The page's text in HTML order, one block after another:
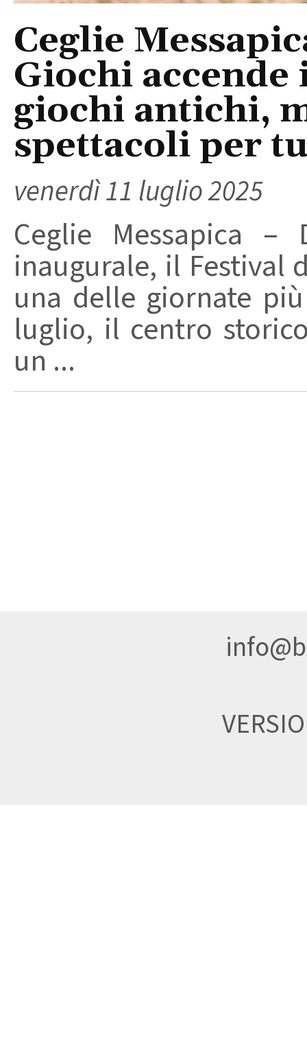
Ceglie
Giochi
giochi antichi,
spettacoli per
venerdì 11 luglio 2025
Ceglie Messapica
inaugurale, il Festival
una delle giornate
luglio, il centro
un ...